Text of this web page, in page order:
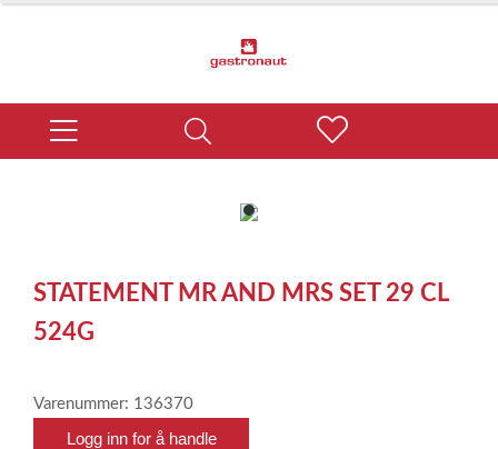
item
of
1
STATEMENT MR AND MRS SET 29 CL
524G
Varenummer: 136370
Logg inn for å handle